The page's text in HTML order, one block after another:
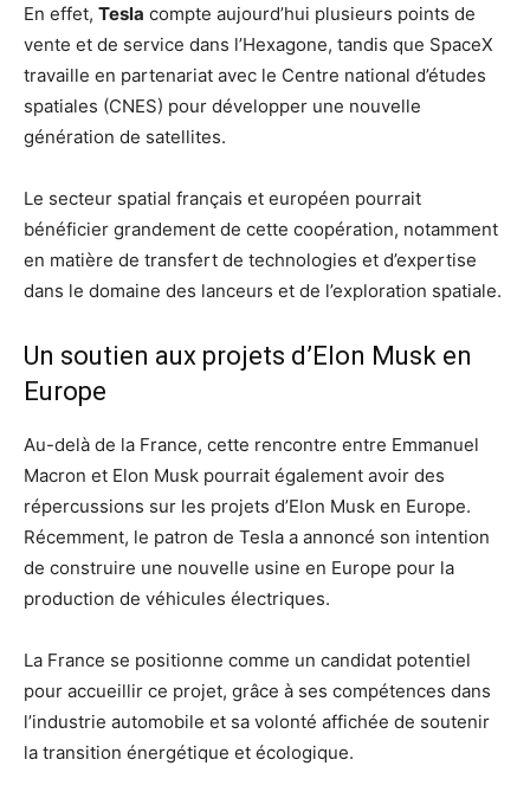
En effet, Tesla compte aujourd’hui plusieurs points de
vente et de service dans l’Hexagone, tandis que SpaceX
travaille en partenariat avec le Centre national d’études
spatiales (CNES) pour développer une nouvelle
génération de satellites.
Le secteur spatial français et européen pourrait
bénéficier grandement de cette coopération, notamment
en matière de transfert de technologies et d’expertise
dans le domaine des lanceurs et de l’exploration spatiale.
Un soutien aux projets d’Elon Musk en
Europe
Au-delà de la France, cette rencontre entre Emmanuel
Macron et Elon Musk pourrait également avoir des
répercussions sur les projets d’Elon Musk en Europe.
Récemment, le patron de Tesla a annoncé son intention
de construire une nouvelle usine en Europe pour la
production de véhicules électriques.
La France se positionne comme un candidat potentiel
pour accueillir ce projet, grâce à ses compétences dans
l’industrie automobile et sa volonté affichée de soutenir
la transition énergétique et écologique.